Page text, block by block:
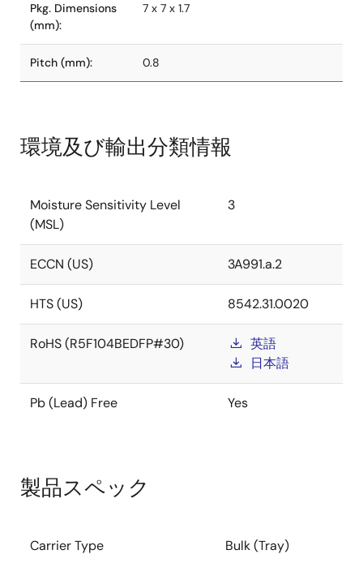
Pkg. Dimensions
(mm):
7 x 7 x 1.7
Pitch (mm): 0.8
環境及び輸出分類情報
Moisture Sensitivity Level
(MSL)
3
ECCN (US) 3A991.a.2
HTS (US) 8542.31.0020
RoHS (R5F104BEDFP#30)
英語
日本語
Pb (Lead) Free Yes
製品スペック
Carrier Type Bulk (Tray)